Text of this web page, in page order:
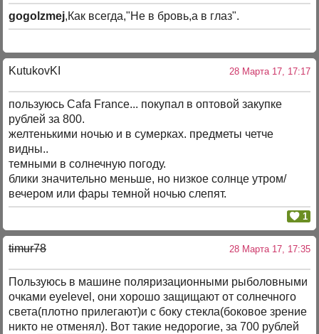
gogolzmej,Как всегда,"Не в бровь,а в глаз".
KutukovKI 28 Марта 17, 17:17
пользуюсь Cafa France... покупал в оптовой закупке
рублей за 800.
желтенькими ночью и в сумерках. предметы четче
видны..
темными в солнечную погоду.
блики значительно меньше, но низкое солнце утром/
вечером или фары темной ночью слепят.
1
timur78 28 Марта 17, 17:35
Пользуюсь в машине поляризационными рыболовными
очками eyelevel, они хорошо защищают от солнечного
света(плотно прилегают)и с боку стекла(боковое зрение
никто не отменял). Вот такие недорогие, за 700 рублей